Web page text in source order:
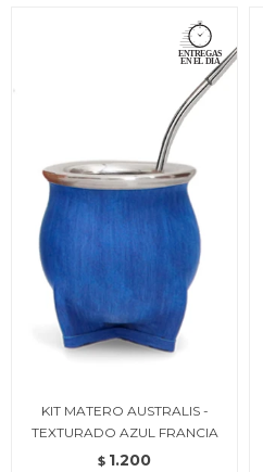
KIT MATERO AUSTRALIS -
TEXTURADO AZUL FRANCIA
$ 1.200